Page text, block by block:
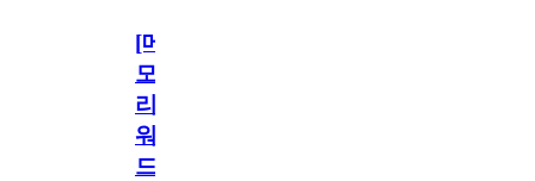
[메
모
리
워
드